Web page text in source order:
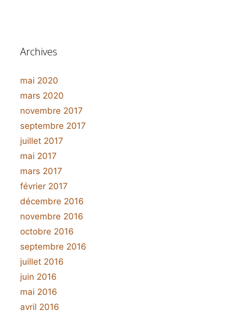
Archives
mai 2020
mars 2020
novembre 2017
septembre 2017
juillet 2017
mai 2017
mars 2017
février 2017
décembre 2016
novembre 2016
octobre 2016
septembre 2016
juillet 2016
juin 2016
mai 2016
avril 2016